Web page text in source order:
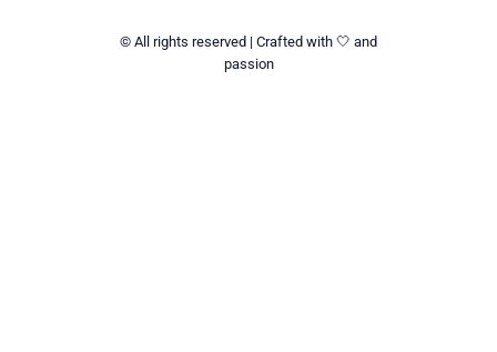
© All rights reserved | Crafted with 🤍 and
passion